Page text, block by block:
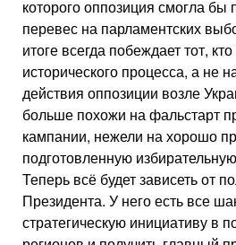
которого оппозиция смогла
перевес на парламентских
итоге всегда побеждает тот,
исторического процесса, а не
действия оппозиции возле
больше похожи на фальстарт
кампании, нежели на хорошо
подготовленную
Теперь всё будет зависеть от
Президента. У него есть все
стратегическую инициативу в